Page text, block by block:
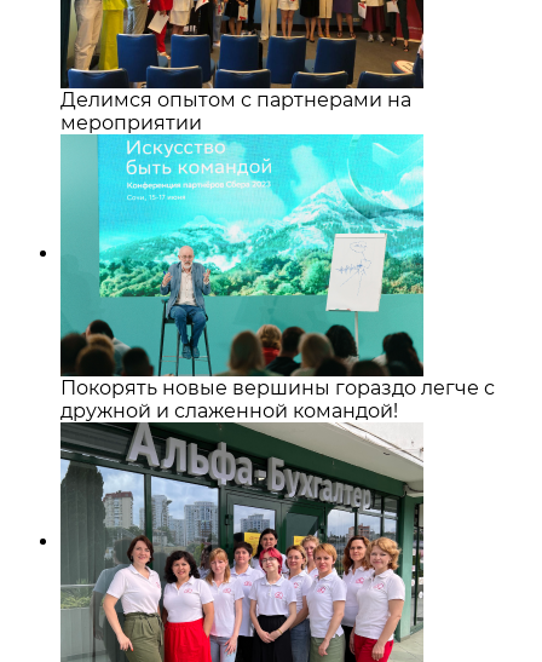
Делимся опытом с партнерами на
мероприятии
Покорять новые вершины гораздо легче с
дружной и слаженной командой!